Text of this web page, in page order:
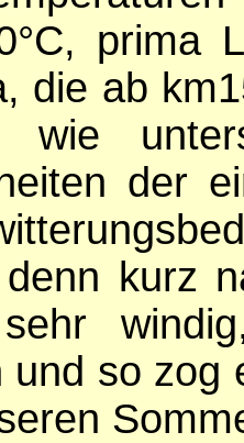
prima
die ab
wie
der
denn kurz
und so zog